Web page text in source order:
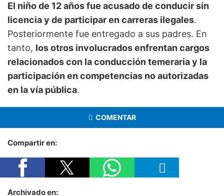
El niño de 12 años fue acusado de conducir sin
licencia y de participar en carreras ilegales.
Posteriormente fue entregado a sus padres. En
tanto, los otros involucrados enfrentan cargos
relacionados con la conducción temeraria y la
participación en competencias no autorizadas
en la vía pública.
COMENTAR
Compartir en:
Archivado en: